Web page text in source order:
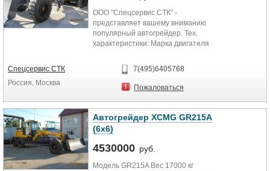
ООО "Спецсервис СТК" -
представляет вашему вниманию
популярный автогрейдер. Тех.
характеристики: Марка двигателя
Спецсервис СТК
Россия, Москва
7(495)6405768
Пожаловаться
Автогрейдер XCMG GR215A
(6x6)
4530000 руб.
Модель GR215A Вес 17000 кг